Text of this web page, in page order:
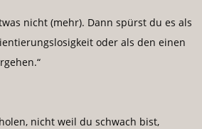
nicht (mehr). Dann spürst du es als
oder als den einen
nicht weil du schwach bist,